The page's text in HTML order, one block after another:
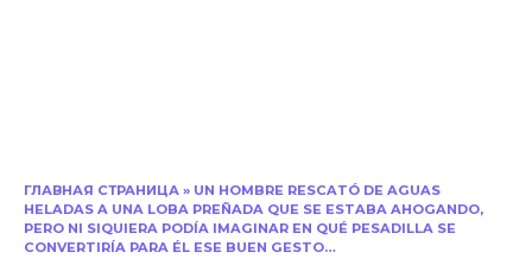
ГЛАВНАЯ СТРАНИЦА » UN HOMBRE RESCATÓ DE AGUAS
HELADAS A UNA LOBA PREÑADA QUE SE ESTABA AHOGANDO,
PERO NI SIQUIERA PODÍA IMAGINAR EN QUÉ PESADILLA SE
CONVERTIRÍA PARA ÉL ESE BUEN GESTO…